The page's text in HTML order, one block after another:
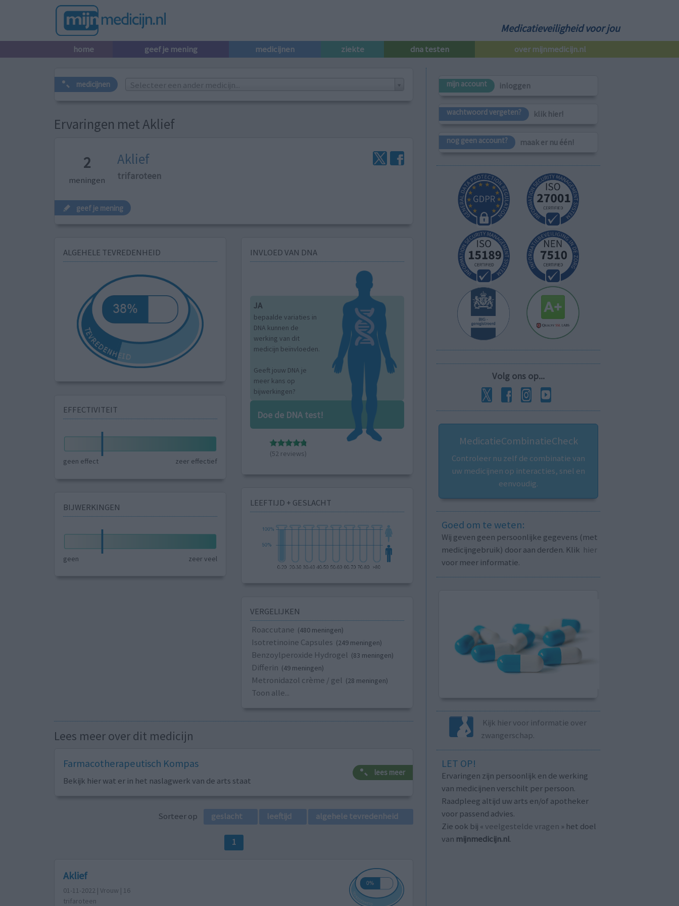
Medicatieveiligheid voor jou
home geef je mening medicijnen ziekte dna testen over mijnmedicijn.nl
medicijnen Selecteer een ander medicijn...
Ervaringen met Aklief
2
meningen
Aklief
trifaroteen
geef je mening
ALGEHELE TEVREDENHEID
EFFECTIVITEIT
geen effect zeer effectief
BIJWERKINGEN
geen zeer veel
INVLOED VAN DNA
JA
bepaalde variaties in
DNA kunnen de
werking van dit
medicijn beïnvloeden.
Geeft jouw DNA je
meer kans op
bijwerkingen?
Doe de DNA test!
(52 reviews)
LEEFTIJD + GESLACHT
VERGELIJKEN
Roaccutane (480 meningen)
Isotretinoine Capsules (249 meningen)
Benzoylperoxide Hydrogel (83 meningen)
Differin (49 meningen)
Metronidazol crème / gel (28 meningen)
Toon alle...
Lees meer over dit medicijn
Farmacotherapeutisch Kompas
Bekijk hier wat er in het naslagwerk van de arts staat
lees meer
Sorteer op geslacht leeftijd algehele tevredenheid
1
Aklief
01-11-2022 | Vrouw | 16
trifaroteen
mijn account inloggen
wachtwoord vergeten? klik hier!
nog geen account? maak er nu één!
Volg ons op...
MedicatieCombinatieCheck
Controleer nu zelf de combinatie van
uw medicijnen op interacties, snel en
eenvoudig.
Goed om te weten:
Wij geven geen persoonlijke gegevens (met
medicijngebruik) door aan derden. Klik hier
voor meer informatie.
Kijk hier voor informatie over
zwangerschap.
LET OP!
Ervaringen zijn persoonlijk en de werking
van medicijnen verschilt per persoon.
Raadpleeg altijd uw arts en/of apotheker
voor passend advies.
Zie ook bij « veelgestelde vragen » het doel
van mijnmedicijn.nl.